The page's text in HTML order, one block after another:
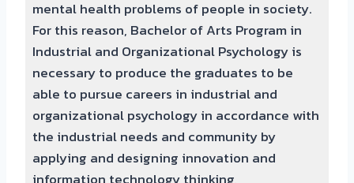
mental health problems of people in society.
For this reason, Bachelor of Arts Program in
Industrial and Organizational Psychology is
necessary to produce the graduates to be
able to pursue careers in industrial and
organizational psychology in accordance with
the industrial needs and community by
applying and designing innovation and